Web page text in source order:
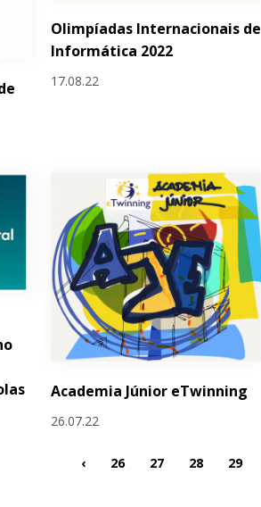
Olimpíadas Internacionais de
Informática 2022
17.08.22
Academia Júnior eTwinning
26.07.22
‹ 26 27 28 29